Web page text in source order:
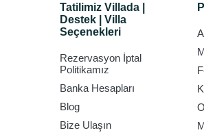
Tatilimiz Villada |
Destek | Villa
Seçenekleri
Rezervasyon İptal
Politikamız
Banka Hesapları
Blog
Bize Ulaşın